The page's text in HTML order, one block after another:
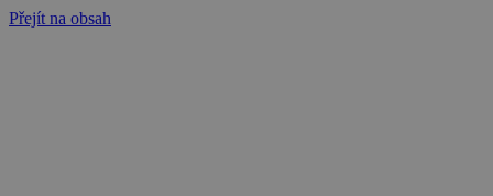
Přejít na obsah